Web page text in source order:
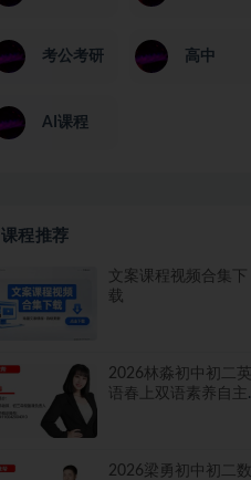
考公考研 高中
AI课程
课程推荐
文案课程视频合集下
载
2026林淼初中初二英
语春上双语素养自主
2026梁勇初中初二数